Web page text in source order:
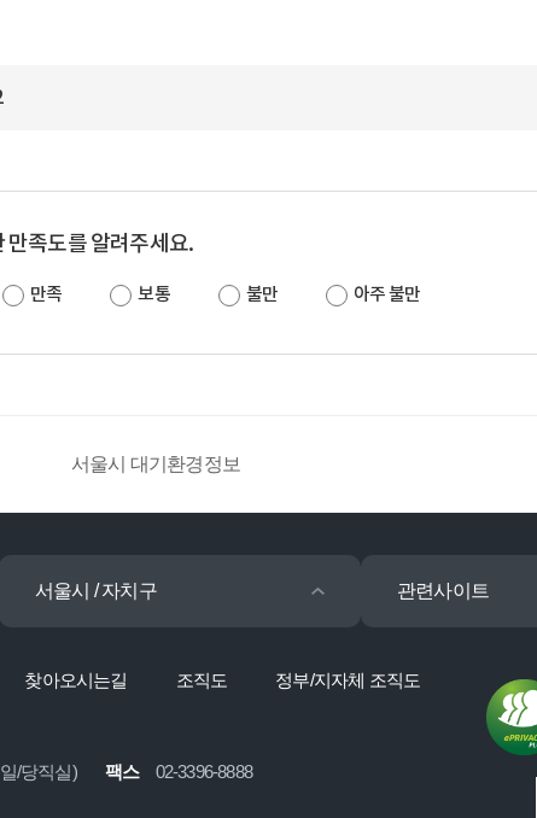
만족도를 알려주세요.
만족 보통 불만 아주 불만
서울시 대기환경정보
서울시 / 자치구 관련사이트
찾아오시는길 조직도 정부/지자체 조직도
/당직실) 팩스
02-3396-8888